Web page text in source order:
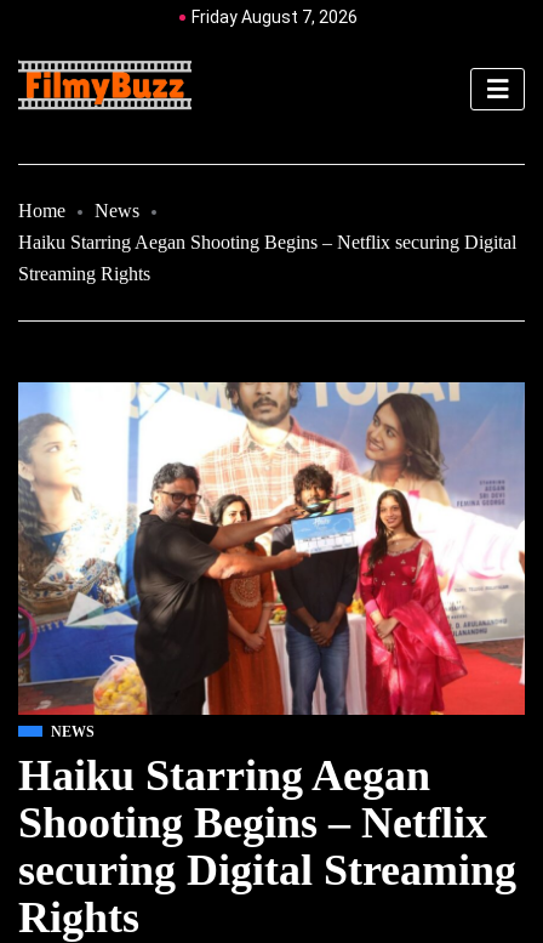
Friday August 7, 2026
Home
News
Haiku Starring Aegan Shooting Begins – Netflix securing Digital
Streaming Rights
NEWS
Haiku Starring Aegan
Shooting Begins – Netflix
securing Digital Streaming
Rights